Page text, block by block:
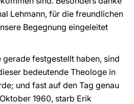
Lehmann, für die freundlichen
Begegnung eingeleitet
gerade festgestellt haben, sind
bedeutende Theologe in
und fast auf den Tag genau
1960, starb Erik